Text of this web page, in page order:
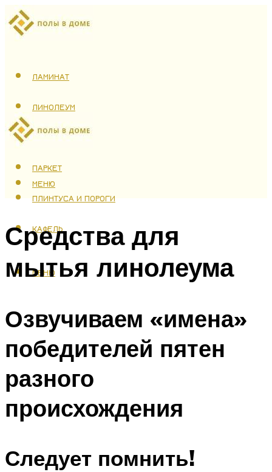
ЛАМИНАТ
ЛИНОЛЕУМ
ТЕПЛЫЙ ПОЛ
ПАРКЕТ
ПЛИНТУСА И ПОРОГИ
КАФЕЛЬ
МЕНЮ
МЕНЮ
Средства для
мытья линолеума
Озвучиваем «имена»
победителей пятен
разного
происхождения
Следует помнить!